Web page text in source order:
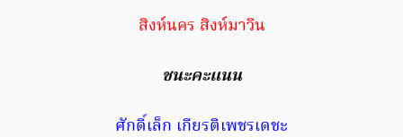
สิงห์นคร สิงห์มาวิน
ชนะคะแนน
ศักดิ์เล็ก เกียรติเพชรเดชะ